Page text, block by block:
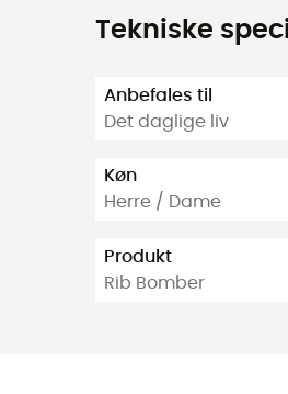
Tekniske
Anbefales til
Det daglige liv
Køn
Herre / Dame
Produkt
Rib Bomber